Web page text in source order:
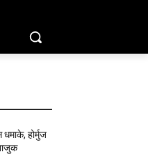
होर्मुज